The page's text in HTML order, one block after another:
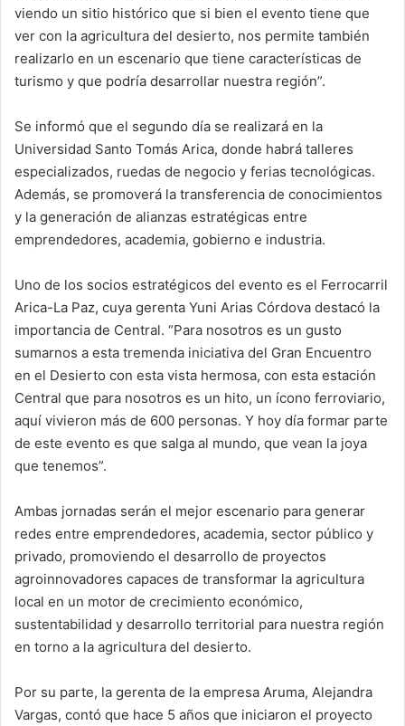
viendo un sitio histórico que si bien el evento tiene que
ver con la agricultura del desierto, nos permite también
realizarlo en un escenario que tiene características de
turismo y que podría desarrollar nuestra región”.
Se informó que el segundo día se realizará en la
Universidad Santo Tomás Arica, donde habrá talleres
especializados, ruedas de negocio y ferias tecnológicas.
Además, se promoverá la transferencia de conocimientos
y la generación de alianzas estratégicas entre
emprendedores, academia, gobierno e industria.
Uno de los socios estratégicos del evento es el Ferrocarril
Arica-La Paz, cuya gerenta Yuni Arias Córdova destacó la
importancia de Central. “Para nosotros es un gusto
sumarnos a esta tremenda iniciativa del Gran Encuentro
en el Desierto con esta vista hermosa, con esta estación
Central que para nosotros es un hito, un ícono ferroviario,
aquí vivieron más de 600 personas. Y hoy día formar parte
de este evento es que salga al mundo, que vean la joya
que tenemos”.
Ambas jornadas serán el mejor escenario para generar
redes entre emprendedores, academia, sector público y
privado, promoviendo el desarrollo de proyectos
agroinnovadores capaces de transformar la agricultura
local en un motor de crecimiento económico,
sustentabilidad y desarrollo territorial para nuestra región
en torno a la agricultura del desierto.
Por su parte, la gerenta de la empresa Aruma, Alejandra
Vargas, contó que hace 5 años que iniciaron el proyecto